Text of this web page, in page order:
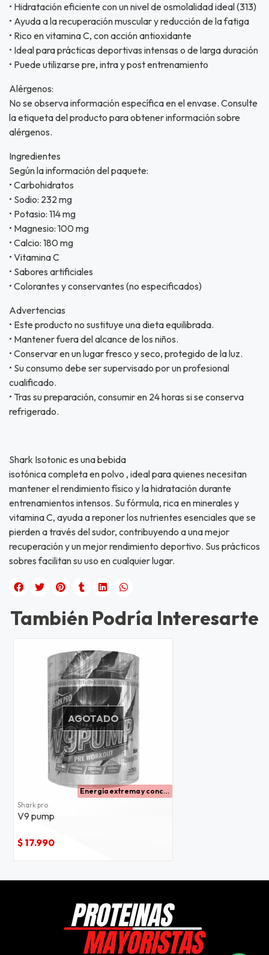
• Hidratación eficiente con un nivel de osmolalidad ideal (313)
• Ayuda a la recuperación muscular y reducción de la fatiga
• Rico en vitamina C, con acción antioxidante
• Ideal para prácticas deportivas intensas o de larga duración
• Puede utilizarse pre, intra y post entrenamiento
Alérgenos:
No se observa información específica en el envase. Consulte
la etiqueta del producto para obtener información sobre
alérgenos.
Ingredientes
Según la información del paquete:
• Carbohidratos
• Sodio: 232 mg
• Potasio: 114 mg
• Magnesio: 100 mg
• Calcio: 180 mg
• Vitamina C
• Sabores artificiales
• Colorantes y conservantes (no especificados)
Advertencias
• Este producto no sustituye una dieta equilibrada.
• Mantener fuera del alcance de los niños.
• Conservar en un lugar fresco y seco, protegido de la luz.
• Su consumo debe ser supervisado por un profesional
cualificado.
• Tras su preparación, consumir en 24 horas si se conserva
refrigerado.
Shark Isotonic es una bebida
isotónica completa en polvo , ideal para quienes necesitan
mantener el rendimiento físico y la hidratación durante
entrenamientos intensos. Su fórmula, rica en minerales y
vitamina C, ayuda a reponer los nutrientes esenciales que se
pierden a través del sudor, contribuyendo a una mejor
recuperación y un mejor rendimiento deportivo. Sus prácticos
sobres facilitan su uso en cualquier lugar.
También Podría Interesarte
AGOTADO
Energía extrema y concentración absoluta para entrenamientos intensos.
Shark pro
V9 pump
$ 17.990